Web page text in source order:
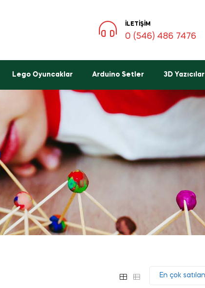
İLETIŞIM
0 (546) 486 7476
Lego Oyuncaklar Arduino Setler 3D Yazıcılar